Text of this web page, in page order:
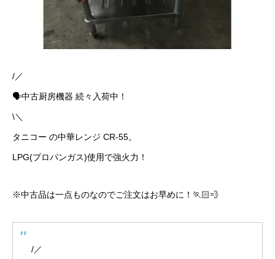
/／
🗣中古厨房機器 続々入荷中！
\＼
タニコー の中華レンジ CR-55。
LPG(プロパンガス)使用で強火力！
※中古品は一点ものなのでご注文はお早めに！🏃🏻💨
/／